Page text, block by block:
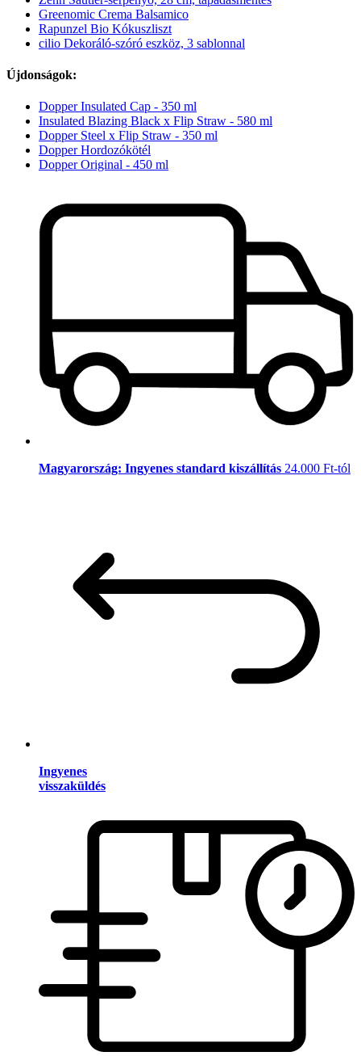
Greenomic Crema Balsamico
Rapunzel Bio Kókuszliszt
cilio Dekoráló-szóró eszköz, 3 sablonnal
Újdonságok:
Dopper Insulated Cap - 350 ml
Insulated Blazing Black x Flip Straw - 580 ml
Dopper Steel x Flip Straw - 350 ml
Dopper Hordozókötél
Dopper Original - 450 ml
Magyarország: Ingyenes standard kiszállítás 24.000 Ft-tól
Ingyenes
visszaküldés